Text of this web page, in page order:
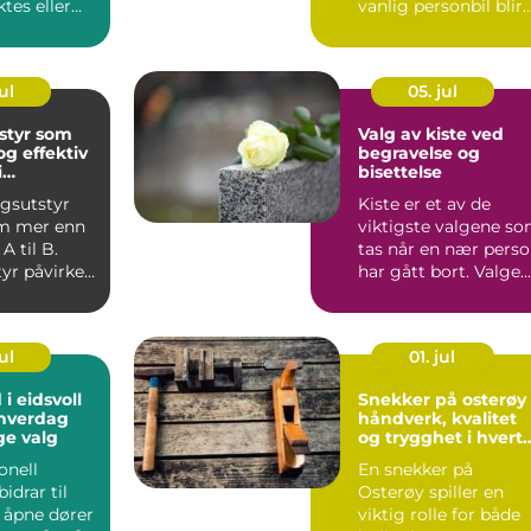
eller
vanlig personbil blir
turbus...
som
effektiv
mer enn
til B.
påvirker
05. jul
Valg av kiste ved
begravelse og
bisettelse
Kiste er et av de
viktigste valgene
tas når en nær
har gått bort. Valge...
i eidsvoll
valg
til
dører
01. jul
Snekker på osterøy
håndverk, kvalitet
og trygghet i hvert
En snekker på
Osterøy spiller en
viktig rolle for både